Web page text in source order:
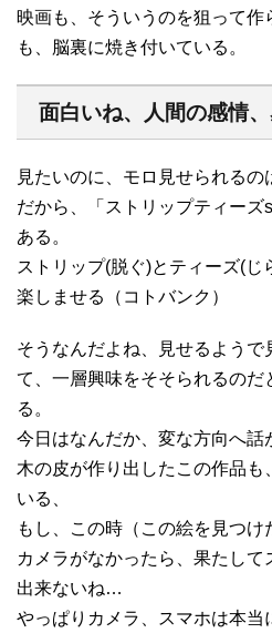
映画も、そういうのを狙って作
も、脳裏に焼き付いている。
面白いね、人間の感情
見たいのに、モロ見せられるの
だから、「ストリップティー
ある。
ストリップ(脱ぐ)とティーズ(じ
楽しませる（コトバンク）
そうなんだよね、見せるようで
て、一層興味をそそられるのだ
る。
今日はなんだか、変な方向へ話
木の皮が作り出したこの作品も
いる、
もし、この時（この絵を見つけ
カメラがなかったら、果たし
出来ないね…
やっぱりカメラ、スマホは本当